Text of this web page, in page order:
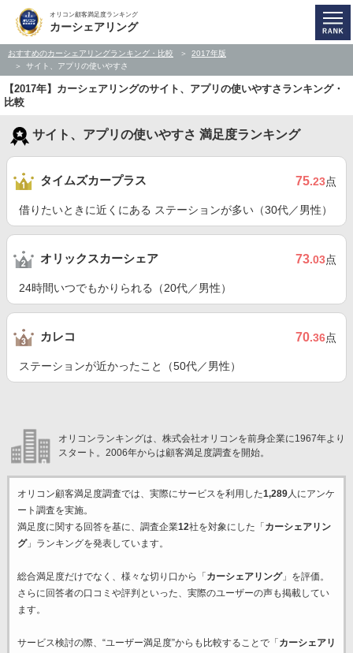
オリコン顧客満足度ランキング
カーシェアリング
おすすめのカーシェアリングランキング・比較
2017年版
サイト、アプリの使いやすさ
【2017年】カーシェアリングのサイト、アプリの使いやすさランキング・
比較
サイト、アプリの使いやすさ 満足度ランキング
タイムズカープラス 75.23点
借りたいときに近くにある ステーションが多い（30代／男性）
オリックスカーシェア 73.03点
24時間いつでもかりられる（20代／男性）
カレコ 70.36点
ステーションが近かったこと（50代／男性）
オリコンランキングは、株式会社オリコンを前身企業に1967年より
スタート。2006年からは顧客満足度調査を開始。
オリコン顧客満足度調査では、実際にサービスを利用した1,289人にアンケ
ート調査を実施。
満足度に関する回答を基に、調査企業12社を対象にした「 カーシェアリン
グ」ランキングを発表しています。
総合満足度だけでなく、様々な切り口から「 カーシェアリング」を評価。
さらに回答者の口コミや評判といった、実際のユーザーの声も掲載してい
ます。
サービス検討の際、“ユーザー満足度”からも比較することで「 カーシェアリ